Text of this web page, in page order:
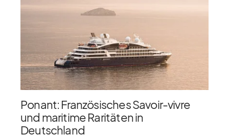
Ponant: Französisches Savoir-vivre
und maritime Raritäten in
Deutschland